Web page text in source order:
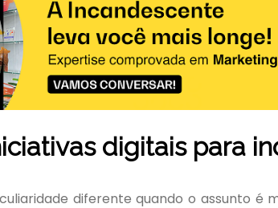
digitais para
diferente quando o assunto é